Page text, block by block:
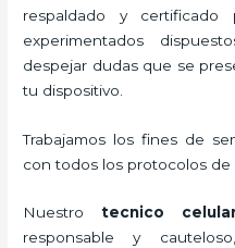
respaldado y certificado
experimentados
despejar dudas que se
tu dispositivo.
Trabajamos los fines de
con todos los protocolos de
Nuestrotecnico
responsable y